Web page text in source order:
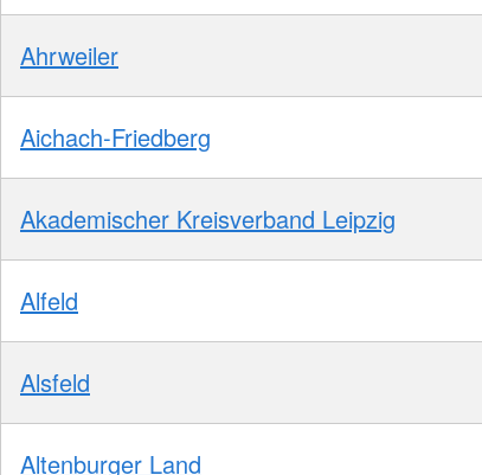
Ahrweiler
Aichach-Friedberg
Akademischer Kreisverband Leipzig
Alfeld
Alsfeld
Altenburger Land